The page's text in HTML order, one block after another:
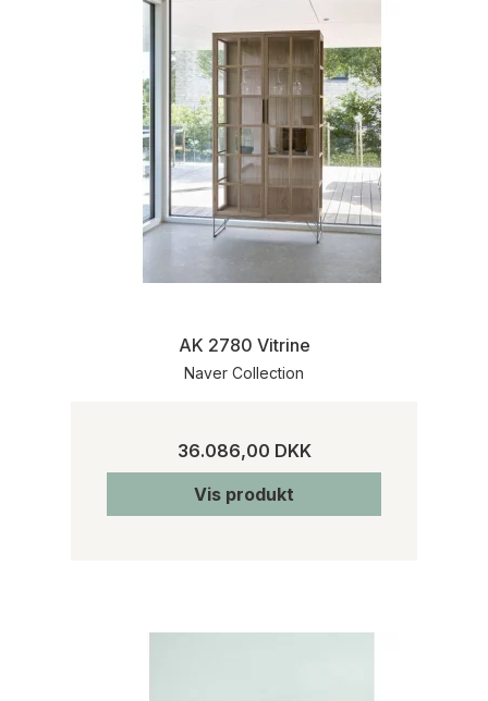
AK 2780 Vitrine
Naver Collection
36.086,00 DKK
Vis produkt